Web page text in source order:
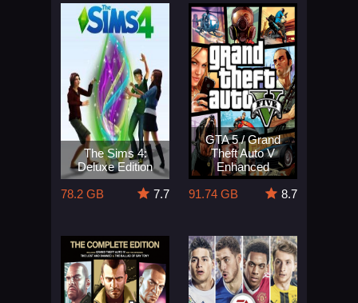
The Sims 4:
Deluxe Edition
78.2 GB
7.7
GTA 5 / Grand
Theft Auto V
Enhanced
91.74 GB
8.7